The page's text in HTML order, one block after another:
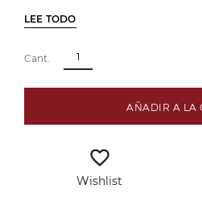
LEE TODO
Cant.
AÑADIR A LA
favorite_border
Wishlist